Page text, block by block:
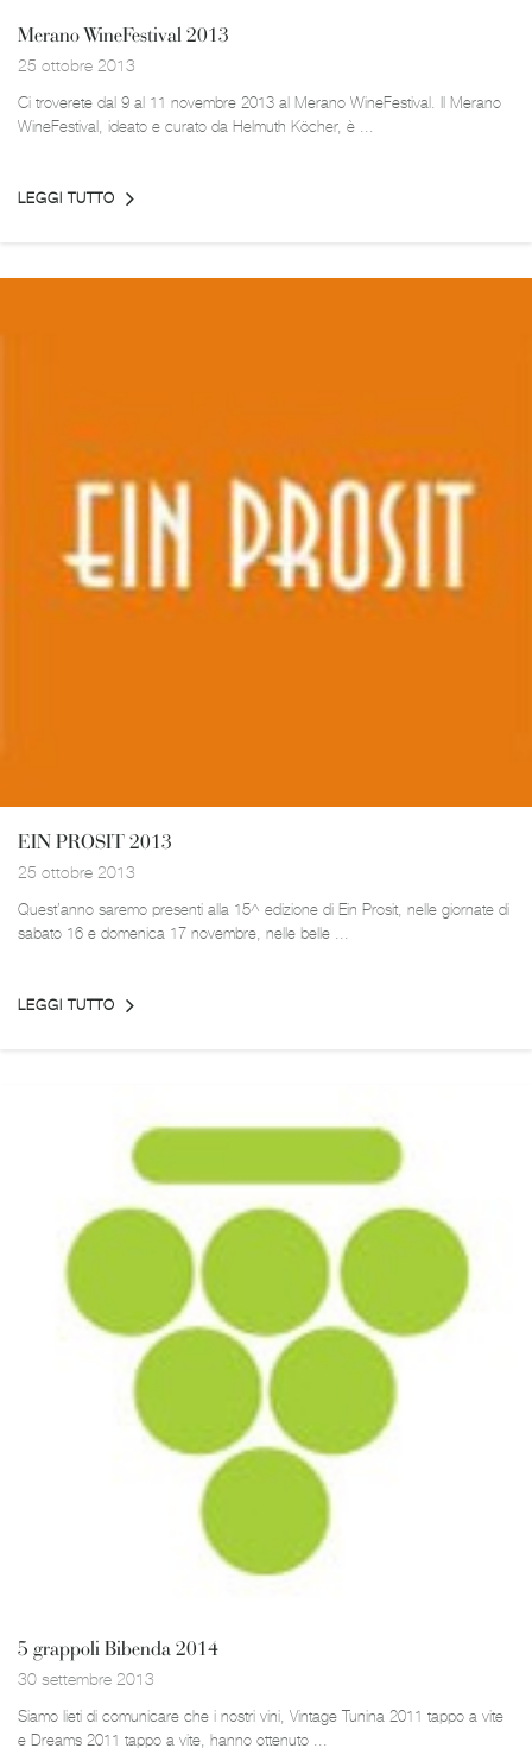
Merano WineFestival 2013
25 ottobre 2013
Ci troverete dal 9 al 11 novembre 2013 al Merano WineFestival. Il Merano
WineFestival, ideato e curato da Helmuth Köcher, è ...
LEGGI TUTTO
EIN PROSIT 2013
25 ottobre 2013
Quest’anno saremo presenti alla 15^ edizione di Ein Prosit, nelle giornate di
sabato 16 e domenica 17 novembre, nelle belle ...
LEGGI TUTTO
5 grappoli Bibenda 2014
30 settembre 2013
Siamo lieti di comunicare che i nostri vini, Vintage Tunina 2011 tappo a vite
e Dreams 2011 tappo a vite, hanno ottenuto ...